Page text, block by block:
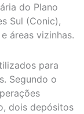
do Plano
Sul (Conic),
áreas vizinhas.
para
Segundo o
dois depósitos